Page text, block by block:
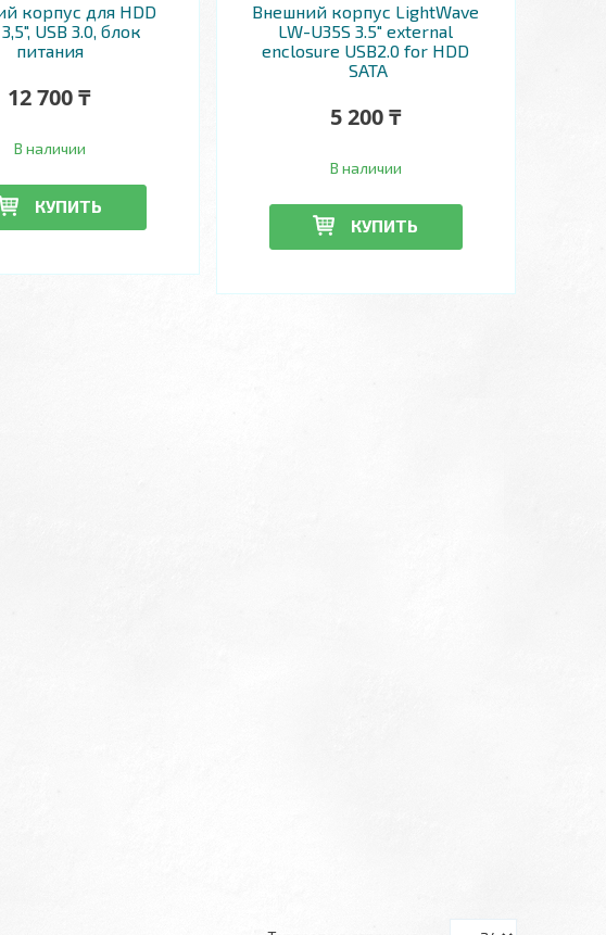
корпус для HDD
USB 3.0, блок
питания
12 700 ₸
В наличии
КУПИТЬ
Внешний корпус LightWave
LW-U35S 3.5" external
enclosure USB2.0 for HDD
SATA
5 200 ₸
В наличии
КУПИТЬ